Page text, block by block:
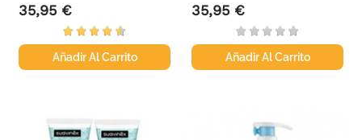
Precio
35,95 €
Añadir Al Carrito
Precio
35,95 €
Añadir Al Carrito